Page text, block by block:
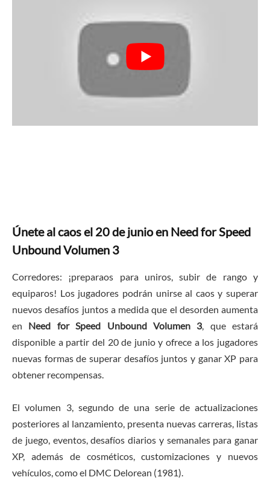
Únete al caos el 20 de junio en Need for Speed
Unbound Volumen 3
Corredores: ¡preparaos para uniros, subir de rango y
equiparos! Los jugadores podrán unirse al caos y superar
nuevos desafíos juntos a medida que el desorden aumenta
en Need for Speed Unbound Volumen 3, que estará
disponible a partir del 20 de junio y ofrece a los jugadores
nuevas formas de superar desafíos juntos y ganar XP para
obtener recompensas.
El volumen 3, segundo de una serie de actualizaciones
posteriores al lanzamiento, presenta nuevas carreras, listas
de juego, eventos, desafíos diarios y semanales para ganar
XP, además de cosméticos, customizaciones y nuevos
vehículos, como el DMC Delorean (1981).